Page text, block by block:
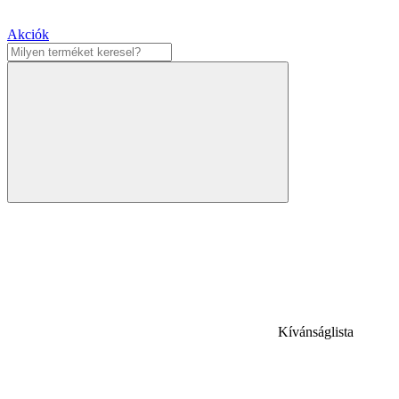
Akciók
Kívánságlista